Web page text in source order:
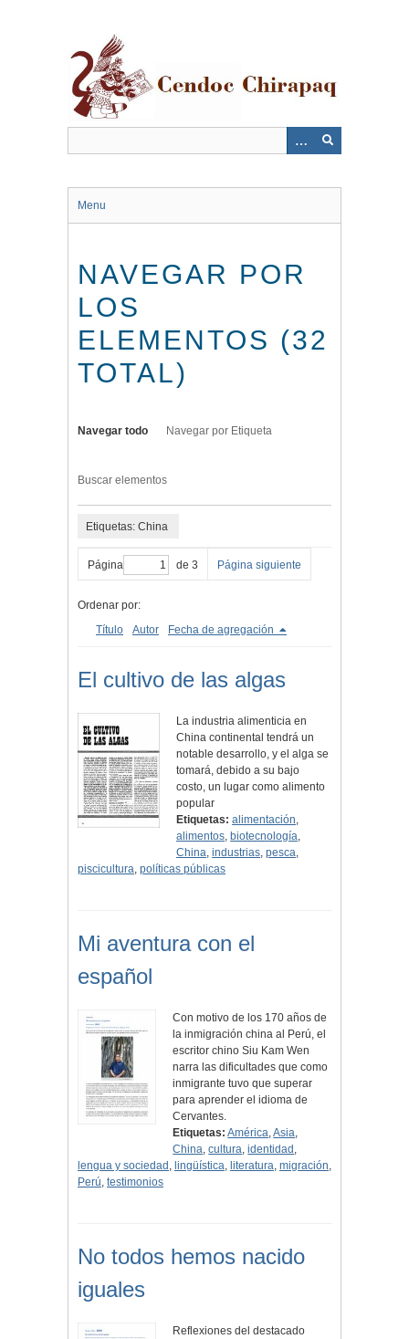
Menu
NAVEGAR POR
LOS
ELEMENTOS (32
TOTAL)
Navegar todo Navegar por Etiqueta
Buscar elementos
Etiquetas: China
Página de 3 Página siguiente
Ordenar por:
Título
Autor Fecha de agregación
El cultivo de las algas
La industria alimenticia en
China continental tendrá un
notable desarrollo, y el alga se
tomará, debido a su bajo
costo, un lugar como alimento
popular
Etiquetas: alimentación,
alimentos, biotecnología,
China,industrias,pesca,
piscicultura, políticas públicas
Mi aventura con el
español
Con motivo de los 170 años de
la inmigración china al Perú, el
escritor chino Siu Kam Wen
narra las dificultades que como
inmigrante tuvo que superar
para aprender el idioma de
Cervantes.
Etiquetas: América,Asia,
China,cultura,identidad ,
lengua y sociedad , lingüística, literatura, migración,
Perú, testimonios
No todos hemos nacido
iguales
Reflexiones del destacado